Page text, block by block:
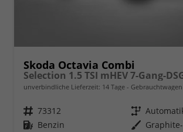
Skoda Octavia Combi
Selection 1.5 TSI mHEV 7-Gang-
unverbindliche Lieferzeit: 14 Tage Gebrauchtwagen
Fahrzeugnr. 73312 Getriebe
Kraftstoff Benzin Außenfarbe